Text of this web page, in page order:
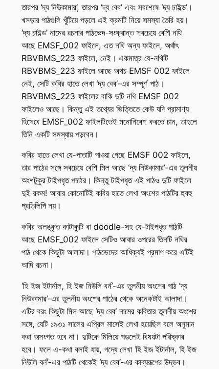
তারপর ‘দ্য নিউকামার’, তারপর ‘দ্য বেব’ এবং সবশেষে ‘দ্য চাইল্ড’।
খসড়ার পাঠগুলি খুঁটিয়ে পড়লে এই ক্রমটি নিয়ে সমস্যা তৈরি হয়।
‘দ্য চাইল্ড’ নামের রচনার পাঠভেদ-সংক্রান্ত সবচেয়ে বেশি নথি
আছে EMSF_002 ফাইলে, এত নথি অন্য ফাইলে, অর্থাৎ
RBVBMS_223 ফাইলে, নেই। একমাত্র যে-নথিটি
RBVBMS_223 ফাইলে আছে অথচ EMSF 002 ফাইলে
নেই, সেটি কবির হাতে লেখা ‘দ্য বেব’-এর সম্পূর্ণ পাঠ।
RBVBMS_223 ফাইলের বাকি দুটি নথি EMSF 002
ফাইলেও আছে। কিন্তু এই তথ্যের ভিত্তিতে কেউ যদি প্রামাণ্য
হিসেবে EMSF_002 ফাইলটিতেই মনোনিবেশ করতে চান, তাহলে
তিনি একটি সমস্যায় পড়বেন।
কবির হাতে লেখা যে-পাতাটি পাওয়া গেছে EMSF 002 ফাইলে,
তার পাঠের সঙ্গে সবচেয়ে বেশি মিল আছে ‘দ্য নিউকামার’-এর তুলনীয়
অংশটুকুর টাইপধৃত পাঠের। কিন্তু টাইপধৃত এই পাঠও দুটি ফাইলে
দুই রকম! আবার কোনোটিই কবির হাতে লেখা অংশের পাঠটির হুবহু
প্রতিলিপি নয়।
কবির অলঙ্কৃত কাটাকুটি বা doodle-সহ যে-টাইপধৃত পাঠটি
আছে EMSF_002 ফাইলে সেটিও আবার ওপরের তিনটি নথির
পাঠ থেকে কিছুটা আলাদা। পাঠভেদের আধিক্যই প্রমাণ করে এটিই
আদি রচনা।
‘হি ইজ ইটার্নাল, হি ইজ নিউলি বর্ন’-এর তুলনীয় অংশের পাঠ ‘দ্য
নিউকামার’-এর তুলনীয় অংশের পাঠের থেকে অনেকটাই আলাদা।
এটির বরং কিছুটা মিল আছে ‘দ্য বেব’ নামের কবিতার তুলনীয় অংশের
সঙ্গে, যেটি ১৯৩১ সালের এপ্রিল মাসেই লেখা হয়েছিল বলে অনুমান
করা অসংগত হবে না। দুটিকে মিলিয়ে পড়লেই বিষয়টা পরিষ্কার
হবে। ফলে এ-কথা বলাই যায়, গদ্যে লেখা ‘হি ইজ ইটার্নাল, হি ইজ
নিউলি বর্ন’-এর পাঠটি থেকেই ‘দ্য বেব’-এর কাব্যরূপের উদ্ভব।